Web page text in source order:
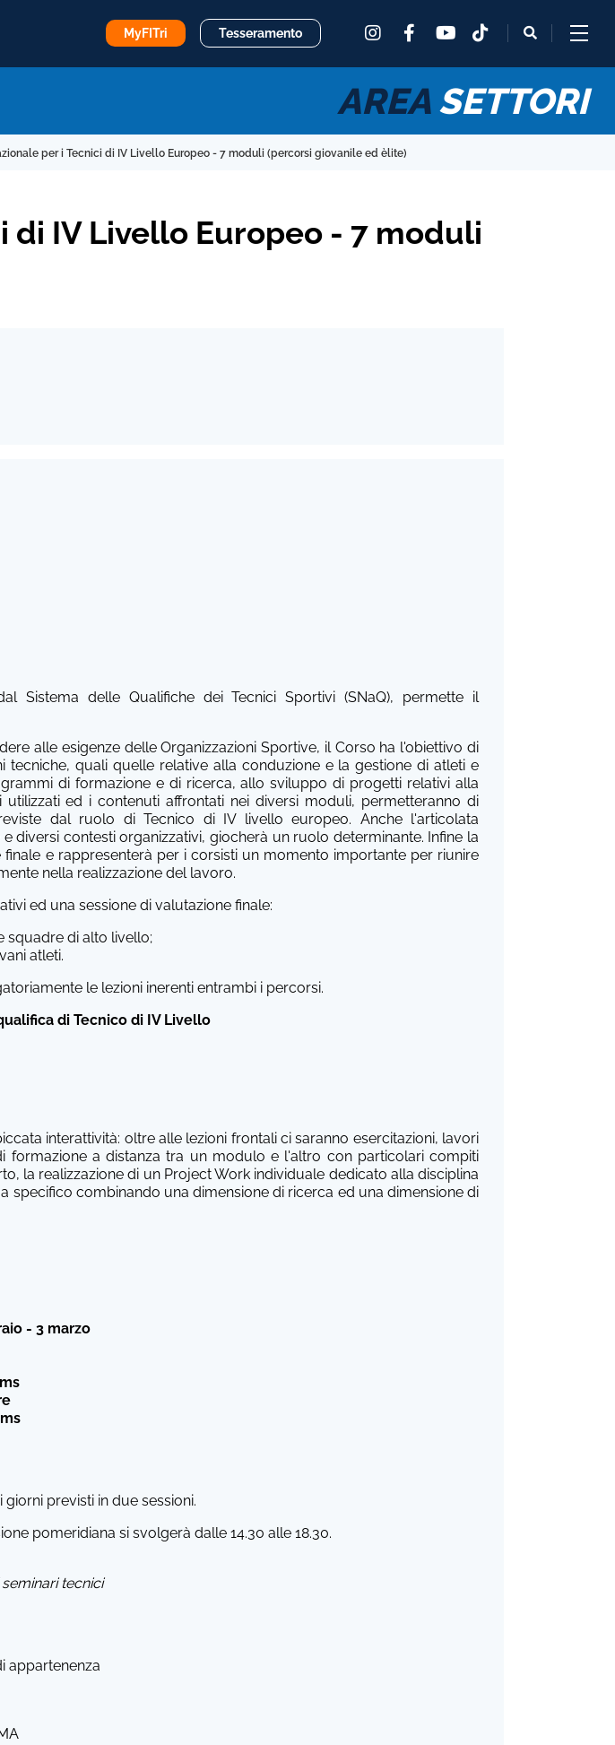
MyFITri Tesseramento instagram
facebooktiktokfas
glass
AREASETTORI
per i Tecnici di IV Livello Europeo - 7 moduli (percorsi giovanile ed èlite)
di IV Livello Europeo - 7 moduli
delle Qualifiche dei Tecnici Sportivi (SNaQ), permette il
alle esigenze delle Organizzazioni Sportive, il Corso ha l'obiettivo di
quali quelle relative alla conduzione e la gestione di atleti e
di formazione e di ricerca, allo sviluppo di progetti relativi alla
ed i contenuti affrontati nei diversi moduli, permetteranno di
dal ruolo di Tecnico di IV livello europeo. Anche l'articolata
diversi contesti organizzativi, giocherà un ruolo determinante. Infine la
e rappresenterà per i corsisti un momento importante per riunire
nella realizzazione del lavoro.
ed una sessione di valutazione finale:
squadre di alto livello;
atleti.
le lezioni inerenti entrambi i percorsi.
di Tecnico di IV Livello
interattività: oltre alle lezioni frontali ci saranno esercitazioni, lavori
a distanza tra un modulo e l'altro con particolari compiti
la realizzazione di un Project Work individuale dedicato alla disciplina
combinando una dimensione di ricerca ed una dimensione di
- 3 marzo
previsti in due sessioni.
pomeridiana si svolgerà dalle 14.30 alle 18.30.
tecnici
appartenenza